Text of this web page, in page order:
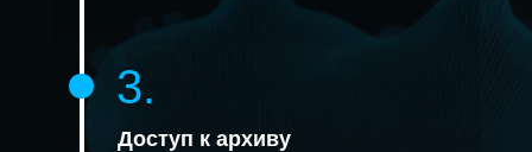
Доступ к архиву
3.